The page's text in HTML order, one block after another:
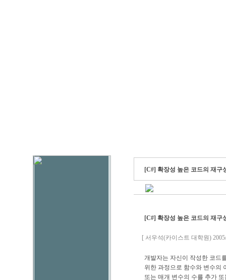
[C#] 확장성 높은 코드의 재구
[C#] 확장성 높은 코드의 재구
[ 서우석(카이스트 대학원)
개발자는 자신이 작성한 코드
위한 과정으로 함수와 변수의
또는 매개 변수의 수를 추가